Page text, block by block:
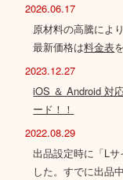
2026.06.17
原材料の高騰によ
最新価格は料金表
2023.12.27
iOS ＆ Android 対
ード！！
2022.08.29
出品設定時に「L
した。すでに出品